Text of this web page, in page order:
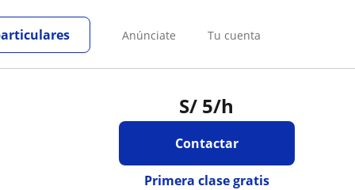
Anúnciate Tu cuenta
S/ 5/h
Contactar
Primera clase gratis